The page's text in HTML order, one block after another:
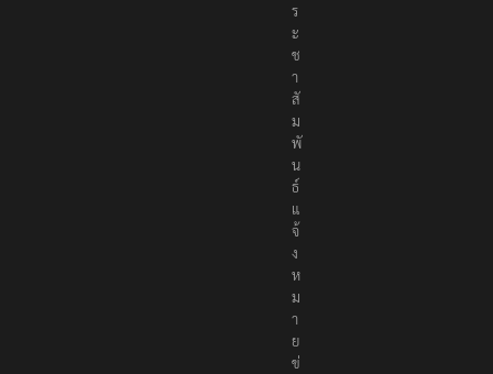
ร
ะ
ช
า
สั
ม
พั
น
ธ์
แ
จ้
ง
ห
ม
า
ย
ข่